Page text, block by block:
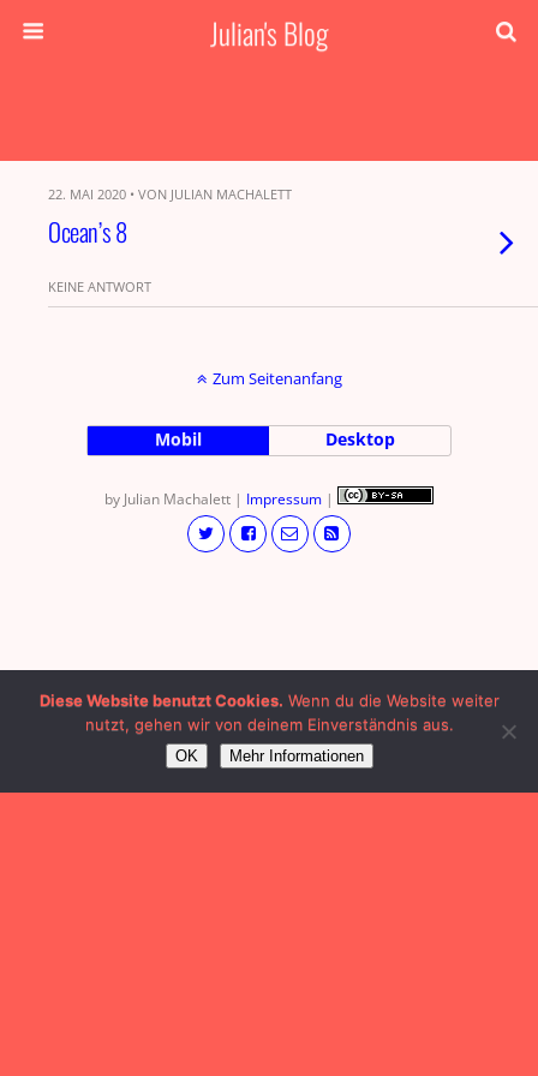
Julian's Blog
22. MAI 2020 • VON JULIAN MACHALETT
Ocean’s 8
KEINE ANTWORT
Zum Seitenanfang
Mobil Desktop
by Julian Machalett | Impressum |
Diese Website benutzt Cookies. Wenn du die Website weiter
nutzt, gehen wir von deinem Einverständnis aus.
OK Mehr Informationen